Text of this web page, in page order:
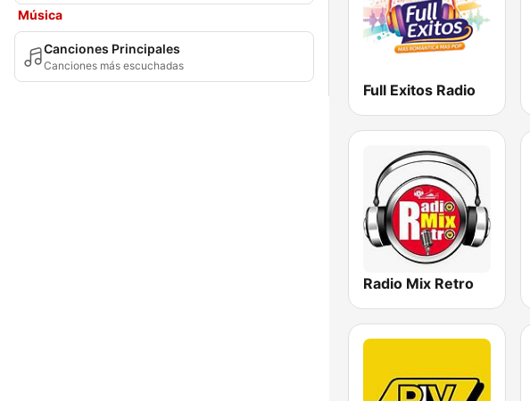
Música
Canciones Principales
Canciones más escuchadas
Full Exitos Radio
Radio Mix Retro